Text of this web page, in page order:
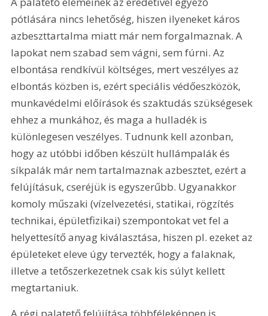
pótlására nincs lehetőség, hiszen ilyeneket káros
azbeszttartalma miatt már nem forgalmaznak. A
lapokat nem szabad sem vágni, sem fúrni. Az
elbontása rendkívül költséges, mert veszélyes az
elbontás közben is, ezért speciális védőeszközök,
munkavédelmi előírások és szaktudás szükségesek
ehhez a munkához, és maga a hulladék is
különlegesen veszélyes. Tudnunk kell azonban,
hogy az utóbbi időben készült hullámpalák és
síkpalák már nem tartalmaznak azbesztet, ezért a
felújításuk, cseréjük is egyszerűbb. Ugyanakkor
komoly műszaki (vízelvezetési, statikai, rögzítés
technikai, épületfizikai) szempontokat vet fel a
helyettesítő anyag kiválasztása, hiszen pl. ezeket az
épületeket eleve úgy tervezték, hogy a falaknak,
illetve a tetőszerkezetnek csak kis súlyt kellett
megtartaniuk.